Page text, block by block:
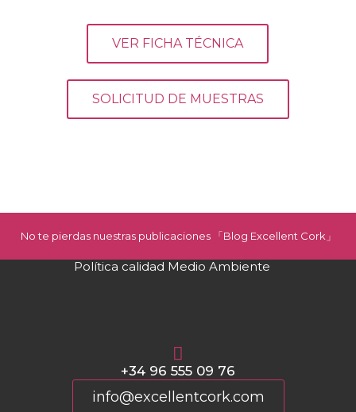
VER FICHA TÉCNICA
SOLICITUD DE MUESTRAS
No te pierdas nuestras publicaciones 「Blog Excellent Cork」
Política calidad Medio Ambiente
+34 96 555 09 76
info@excellentcork.com